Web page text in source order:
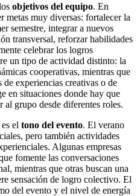
objetivos del equipo. En
metas muy diversas: fortalecer la
semestre, integrar a nuevos
transversal, reforzar habilidades
celebrar los logros
un tipo de actividad distinto: la
cooperativas, mientras que
experiencias creativas o de
en situaciones donde hay que
al grupo desde diferentes roles.
el tono del evento. El verano
pero también actividades
Algunas empresas
fomente las conversaciones
mientras que otras buscan una
sensación de logro colectivo. El
del evento y el nivel de energía